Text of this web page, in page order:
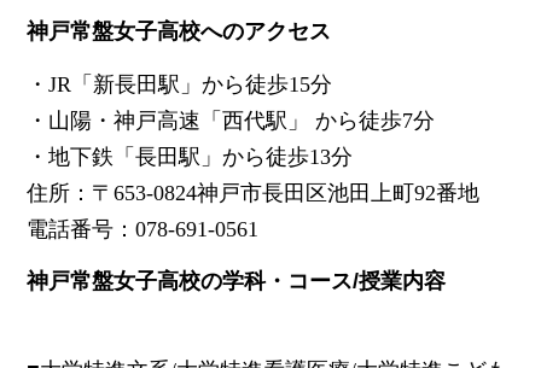
神戸常盤女子高校へのアクセス
・JR「新長田駅」から徒歩15分
・山陽・神戸高速「西代駅」 から徒歩7分
・地下鉄「長田駅」から徒歩13分
住所：〒653-0824神戸市長田区池田上町92番地
電話番号：078-691-0561
神戸常盤女子高校の学科・コース/授業内容